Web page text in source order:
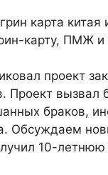
проект
Проект вызвал
браков,
Обсуждаем
10-летнюю